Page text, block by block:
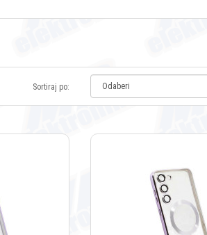
Sortiraj po: